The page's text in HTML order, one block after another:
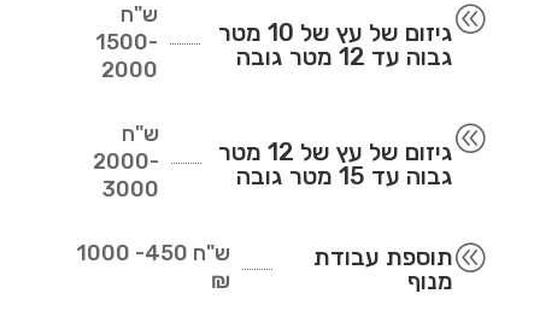
@
גיזום של עץ של 10 מטר
גבוה עד 12 מטר גובה
ש"ח
1500-
2000
@
גיזום של עץ של 12 מטר
גבוה עד 15 מטר גובה
ש"ח
2000-
3000
@תוספת עבודת
מנוף
ש"ח
450- 1000
₪